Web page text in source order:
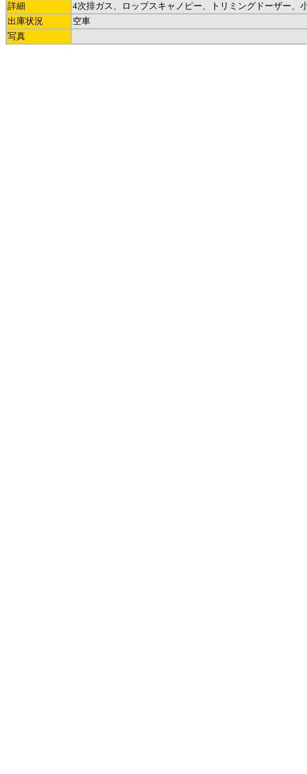
詳細
4次排ガス、ロップスキャノピー、トリミングドーザー、
出庫状況
空車
写真